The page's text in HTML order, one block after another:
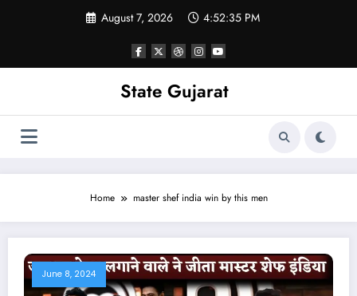
August 7, 2026 4:52:36 PM
State Gujarat
Home master shef india win by this men
June 8, 2024